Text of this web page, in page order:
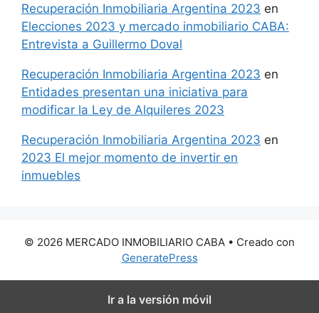
Recuperación Inmobiliaria Argentina 2023 en
Elecciones 2023 y mercado inmobiliario CABA:
Entrevista a Guillermo Doval
Recuperación Inmobiliaria Argentina 2023 en
Entidades presentan una iniciativa para
modificar la Ley de Alquileres 2023
Recuperación Inmobiliaria Argentina 2023 en
2023 El mejor momento de invertir en
inmuebles
© 2026 MERCADO INMOBILIARIO CABA • Creado con
GeneratePress
Ir a la versión móvil